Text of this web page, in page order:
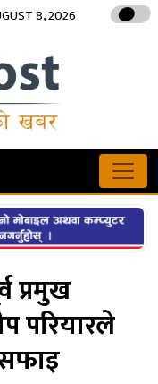
8, 2026
प्रमुख
परियारले